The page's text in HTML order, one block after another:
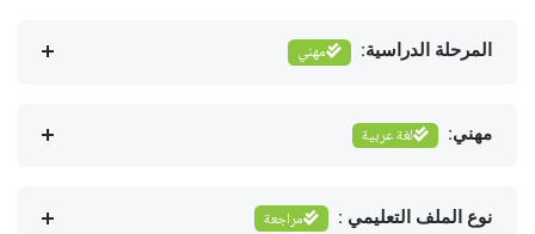
المرحلة الدراسية: مهني
مهني: لغة عربية
نوع الملف التعليمي : مراجعة